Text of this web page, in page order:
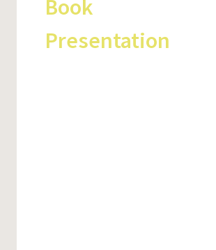
Book
Presentation